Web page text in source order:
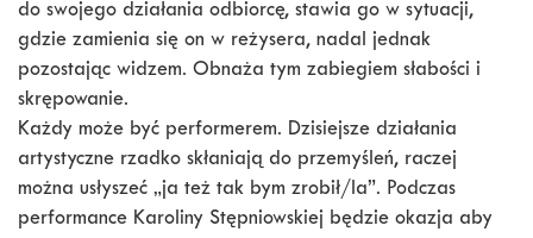
do swojego działania odbiorcę, stawia go w sytuacji,
gdzie zamienia się on w reżysera, nadal jednak
pozostając widzem. Obnaża tym zabiegiem słabości i
skrępowanie.
Każdy może być performerem. Dzisiejsze działania
artystyczne rzadko skłaniają do przemyśleń, raczej
można usłyszeć „ja też tak bym zrobił/la”. Podczas
performance Karoliny Stępniowskiej będzie okazja aby